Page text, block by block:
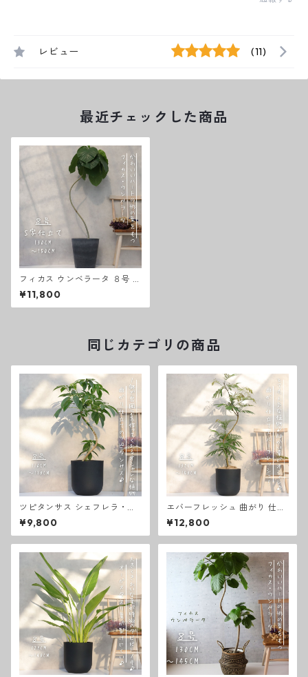
レビュー (11)
最近チェックした商品
フィカス ウンベラータ ８号 曲
がり S字 仕立て ゴムの木 お祝
い ギフト 開店祝い ラッピング
無料 観葉植物 プレゼント お中
¥11,800
同じカテゴリの商品
ツピタンサス シェフレラ・ピ
ュックレリ ８号 曲がり仕立て
お祝い ギフト ラッピング 無料
観葉植物 開店祝い 新築祝い プ
物 本物
¥9,800
エバーフレッシュ 曲がり 仕立
て ８号 お祝い ギフト 開店祝
い 新築祝い ラッピング 無料
観葉植物 プレゼント お中元 御
¥12,800